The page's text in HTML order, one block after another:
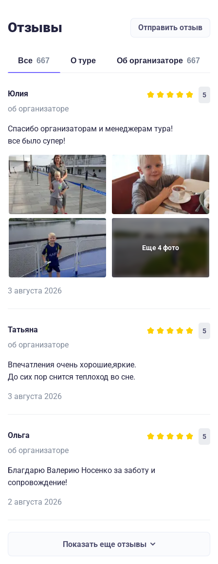
Отзывы Отправить отзыв
Все 667 о туре об организаторе 667
Юлия 5
об организаторе
Спасибо организаторам и менеджерам тура!
все было супер!
Еще 4 фото
3 августа 2026
Татьяна 5
об организаторе
Впечатления очень хорошие,яркие.
До сих пор снится теплоход во сне.
3 августа 2026
Ольга 5
об организаторе
Благдарю Валерию Носенко за заботу и
сопровождение!
2 августа 2026
Показать еще отзывы